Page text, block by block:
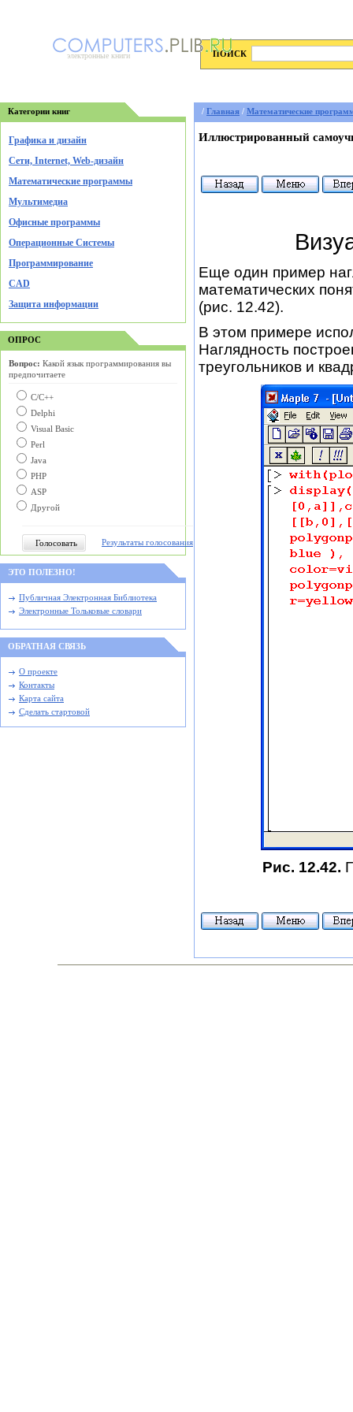
электронные книги ПОИСК
Категории книг
Графика и дизайн
Cети, Internet, Web-дизайн
Математические программы
Мультимедиа
Офисные программы
Операционные Системы
Программирование
CAD
Защита информации
ОПРОС
Вопрос: Какой язык программирования вы
предпочитаете
С/C++
Delphi
Visual Basic
Perl
Java
PHP
ASP
Другой
Результаты голосования
ЭТО ПОЛЕЗНО!
Публичная Электронная Библиотека
Электронные Тольковые словари
ОБРАТНАЯ СВЯЗЬ
О проекте
Контакты
Карта сайта
Сделать стартовой
/ Главная / Математические
Иллюстрированный
Еще один пример
математических
(рис. 12.42).
В этом примере
Наглядность
треугольников и
Рис. 12.42.